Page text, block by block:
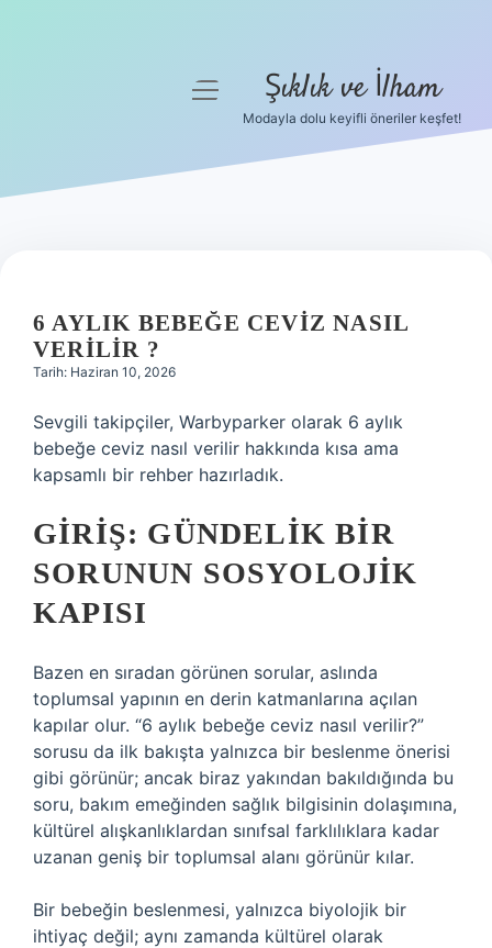
Hakkımızda
menüyü
Şıklık ve İlham
Modayla dolu keyifli öneriler keşfet!
6 AYLIK BEBEĞE CEVIZ NASIL
VERILIR ?
Tarih: Haziran 10, 2026
Sevgili takipçiler, Warbyparker olarak 6 aylık
bebeğe ceviz nasıl verilir hakkında kısa ama
kapsamlı bir rehber hazırladık.
GIRIŞ: GÜNDELIK BIR
SORUNUN SOSYOLOJIK
KAPISI
Bazen en sıradan görünen sorular, aslında
toplumsal yapının en derin katmanlarına açılan
kapılar olur. “6 aylık bebeğe ceviz nasıl verilir?”
sorusu da ilk bakışta yalnızca bir beslenme önerisi
gibi görünür; ancak biraz yakından bakıldığında bu
soru, bakım emeğinden sağlık bilgisinin dolaşımına,
kültürel alışkanlıklardan sınıfsal farklılıklara kadar
uzanan geniş bir toplumsal alanı görünür kılar.
Bir bebeğin beslenmesi, yalnızca biyolojik bir
ihtiyaç değil; aynı zamanda kültürel olarak